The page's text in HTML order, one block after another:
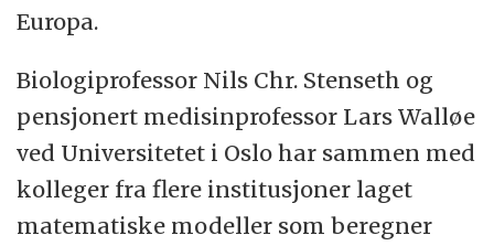
Europa.
Biologiprofessor Nils Chr. Stenseth og
pensjonert medisinprofessor Lars Walløe
ved Universitetet i Oslo har sammen med
kolleger fra flere institusjoner laget
matematiske modeller som beregner